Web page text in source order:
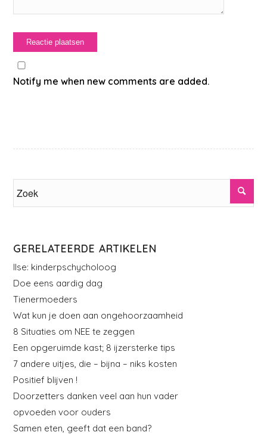
Notify me when new comments are added.
GERELATEERDE ARTIKELEN
Ilse: kinderpschycholoog
Doe eens aardig dag
Tienermoeders
Wat kun je doen aan ongehoorzaamheid
8 Situaties om NEE te zeggen
Een opgeruimde kast; 8 ijzersterke tips
7 andere uitjes, die – bijna – niks kosten
Positief blijven !
Doorzetters danken veel aan hun vader
opvoeden voor ouders
Samen eten, geeft dat een band?